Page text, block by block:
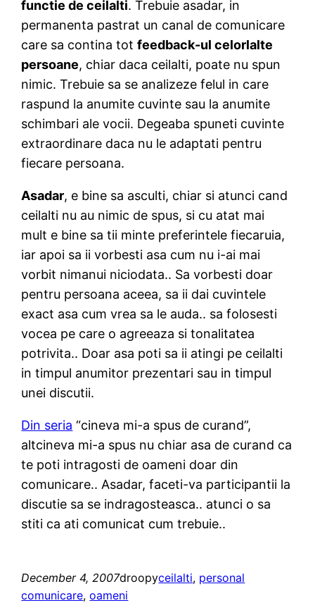
functie de ceilalti. Trebuie asadar, in
permanenta pastrat un canal de comunicare
care sa contina totfeedback-ul celorlalte
persoane, chiar daca ceilalti, poate nu spun
nimic. Trebuie sa se analizeze felul in care
raspund la anumite cuvinte sau la anumite
schimbari ale vocii. Degeaba spuneti cuvinte
extraordinare daca nu le adaptati pentru
fiecare persoana.
Asadar, e bine sa asculti, chiar si atunci cand
ceilalti nu au nimic de spus, si cu atat mai
mult e bine sa tii minte preferintele fiecaruia,
iar apoi sa ii vorbesti asa cum nu i-ai mai
vorbit nimanui niciodata.. Sa vorbesti doar
pentru persoana aceea, sa ii dai cuvintele
exact asa cum vrea sa le auda.. sa folosesti
vocea pe care o agreeaza si tonalitatea
potrivita.. Doar asa poti sa ii atingi pe ceilalti
in timpul anumitor prezentari sau in timpul
unei discutii.
Din seria “cineva mi-a spus de curand”,
altcineva mi-a spus nu chiar asa de curand ca
te poti intragosti de oameni doar din
comunicare.. Asadar, faceti-va participantii la
discutie sa se indragosteasca.. atunci o sa
stiti ca ati comunicat cum trebuie..
December 4, 2007droopyceilalti, personal
comunicare, oameni